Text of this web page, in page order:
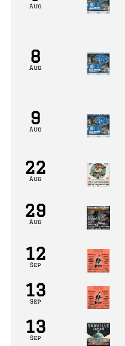
Aug
8
Aug
9
Aug
22
Aug
29
Aug
12
Sep
13
Sep
13
Sep